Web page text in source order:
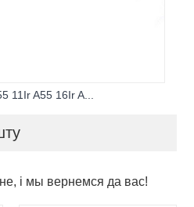
11Ir A55 16Ir A...
і мы вернемся да вас!